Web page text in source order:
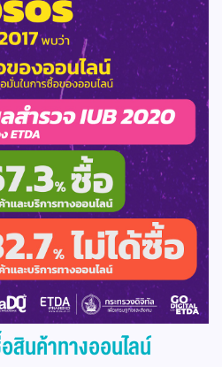
สินค้าทางออนไลน์